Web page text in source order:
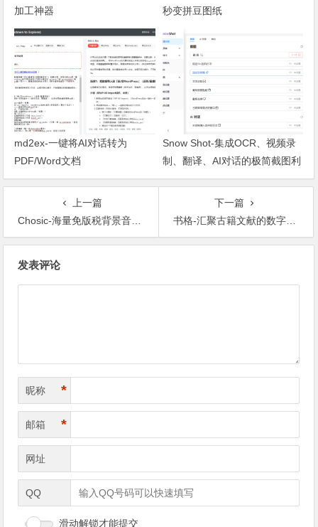
加工神器
秒变拼豆图纸
md2ex-一键将AI对话转为
PDF/Word文档
Snow Shot-集成OCR、视频录
制、翻译、AI对话的极简截图利
器
上一篇
Chosic-海量免版税背景音乐，一站式免费下载与使用
下一篇
书格-汇聚古籍文献的数字图书馆
发表评论
昵称 *
邮箱 *
网址
QQ
滑动解锁才能提交